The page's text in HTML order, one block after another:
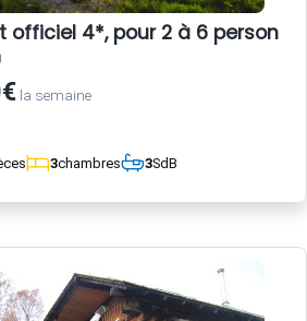
officiel 4*, pour 2 à 6
la semaine
3chambres 3SdB